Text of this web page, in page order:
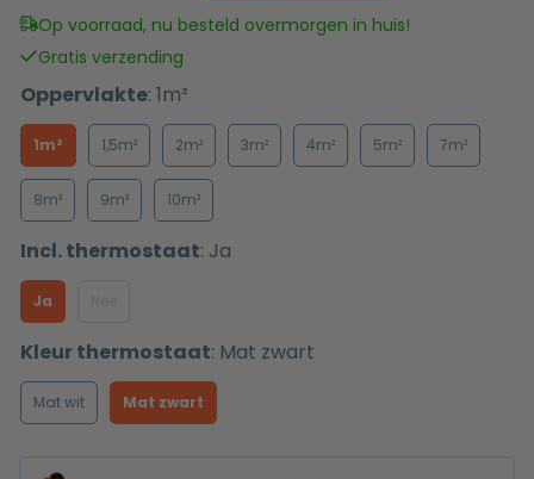
prijs
was:
€ 229,00.
prijs
is:
€ 129,00.
Op voorraad, nu besteld overmorgen in huis!
Gratis verzending
Oppervlakte: 1m²
1m² 1,5m² 2m² 3m² 4m² 5m² 7m²
8m² 9m² 10m²
Incl. thermostaat: Ja
Ja
Kleur thermostaat: Mat zwart
Mat wit Mat zwart